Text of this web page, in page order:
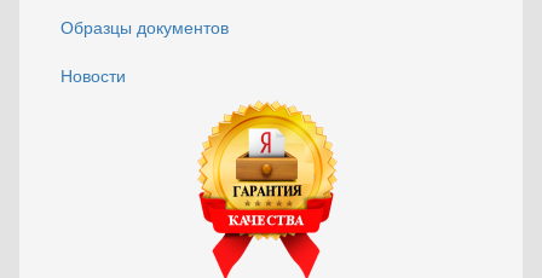
Образцы документов
Новости